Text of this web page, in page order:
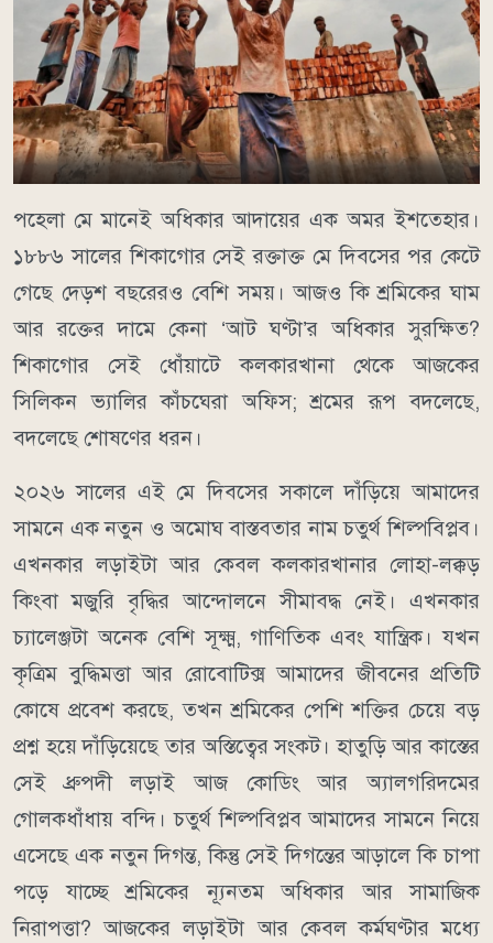
পহেলা মে মানেই অধিকার আদায়ের এক অমর ইশতেহার।
১৮৮৬ সালের শিকাগোর সেই রক্তাক্ত মে দিবসের পর কেটে
গেছে দেড়শ বছরেরও বেশি সময়। আজও কি শ্রমিকের ঘাম
আর রক্তের দামে কেনা ‘আট ঘণ্টা’র অধিকার সুরক্ষিত?
শিকাগোর সেই ধোঁয়াটে কলকারখানা থেকে আজকের
সিলিকন ভ্যালির কাঁচঘেরা অফিস; শ্রমের রূপ বদলেছে,
বদলেছে শোষণের ধরন।
২০২৬ সালের এই মে দিবসের সকালে দাঁড়িয়ে আমাদের
সামনে এক নতুন ও অমোঘ বাস্তবতার নাম চতুর্থ শিল্পবিপ্লব।
এখনকার লড়াইটা আর কেবল কলকারখানার লোহা-লক্কড়
কিংবা মজুরি বৃদ্ধির আন্দোলনে সীমাবদ্ধ নেই। এখনকার
চ্যালেঞ্জটা অনেক বেশি সূক্ষ্ম, গাণিতিক এবং যান্ত্রিক। যখন
কৃত্রিম বুদ্ধিমত্তা আর রোবোটিক্স আমাদের জীবনের প্রতিটি
কোষে প্রবেশ করছে, তখন শ্রমিকের পেশি শক্তির চেয়ে বড়
প্রশ্ন হয়ে দাঁড়িয়েছে তার অস্তিত্বের সংকট। হাতুড়ি আর কাস্তের
সেই ধ্রুপদী লড়াই আজ কোডিং আর অ্যালগরিদমের
গোলকধাঁধায় বন্দি। চতুর্থ শিল্পবিপ্লব আমাদের সামনে নিয়ে
এসেছে এক নতুন দিগন্ত, কিন্তু সেই দিগন্তের আড়ালে কি চাপা
পড়ে যাচ্ছে শ্রমিকের ন্যূনতম অধিকার আর সামাজিক
নিরাপত্তা? আজকের লড়াইটা আর কেবল কর্মঘণ্টার মধ্যে